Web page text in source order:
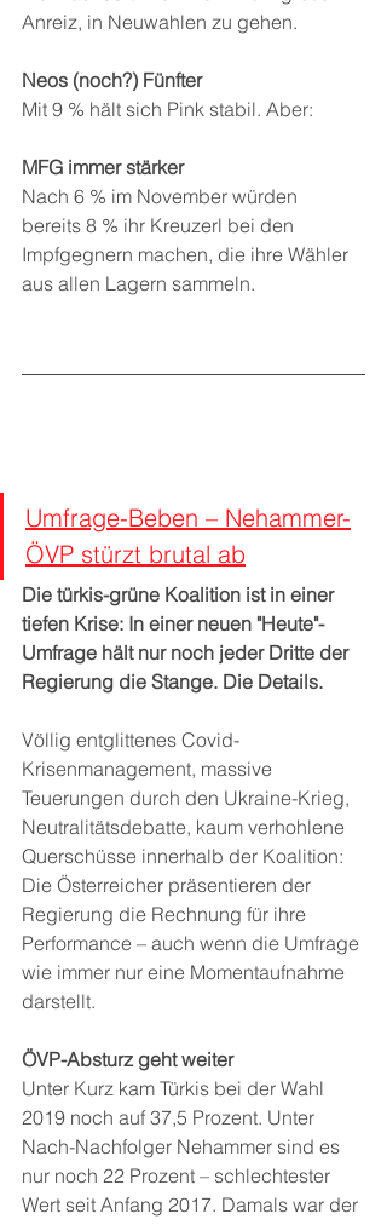
Anreiz, in Neuwahlen zu gehen.
Neos (noch?) Fünfter
Mit 9 % hält sich Pink stabil. Aber:
MFG immer stärker
Nach 6 % im November würden
bereits 8 % ihr Kreuzerl bei den
Impfgegnern machen, die ihre Wähler
aus allen Lagern sammeln.
Umfrage-Beben – Nehammer-
ÖVP stürzt brutal ab
Die türkis-grüne Koalition ist in einer
tiefen Krise: In einer neuen "Heute"-
Umfrage hält nur noch jeder Dritte der
Regierung die Stange. Die Details.
Völlig entglittenes Covid-
Krisenmanagement, massive
Teuerungen durch den Ukraine-Krieg,
Neutralitätsdebatte, kaum verhohlene
Querschüsse innerhalb der Koalition:
Die Österreicher präsentieren der
Regierung die Rechnung für ihre
Performance – auch wenn die Umfrage
wie immer nur eine Momentaufnahme
darstellt.
ÖVP-Absturz geht weiter
Unter Kurz kam Türkis bei der Wahl
2019 noch auf 37,5 Prozent. Unter
Nach-Nachfolger Nehammer sind es
nur noch 22 Prozent – schlechtester
Wert seit Anfang 2017. Damals war der